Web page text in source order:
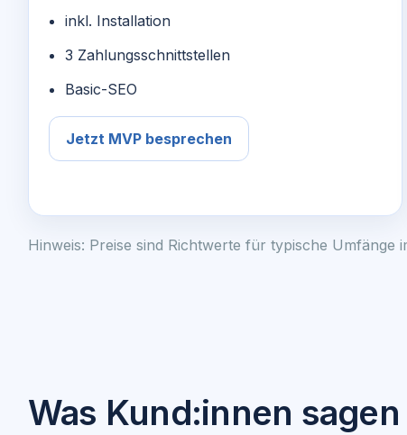
inkl. Installation
3 Zahlungsschnittstellen
Basic-SEO
Jetzt MVP besprechen
Hinweis: Preise sind Richtwerte für typische
Was Kund:innen sagen